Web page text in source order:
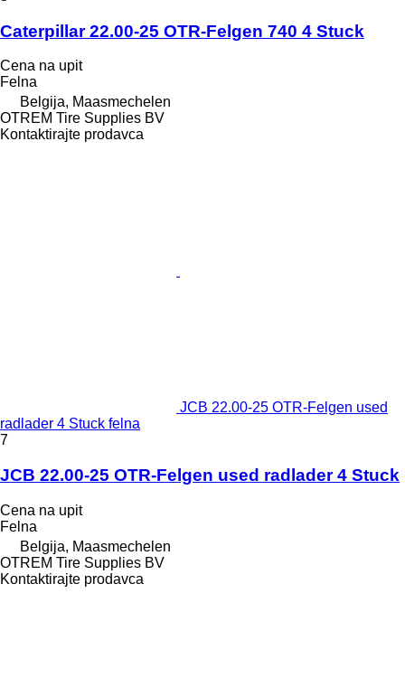
Caterpillar 22.00-25 OTR-Felgen 740 4 Stuck
Cena na upit
Felna
Belgija, Maasmechelen
OTREM Tire Supplies BV
Kontaktirajte prodavca
JCB 22.00-25 OTR-Felgen used
radlader 4 Stuck felna
7
JCB 22.00-25 OTR-Felgen used radlader 4 Stuck
Cena na upit
Felna
Belgija, Maasmechelen
OTREM Tire Supplies BV
Kontaktirajte prodavca